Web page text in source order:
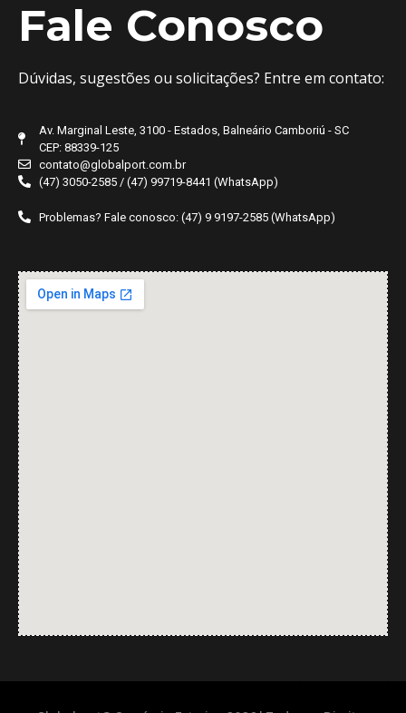
Fale Conosco
Dúvidas, sugestões ou solicitações? Entre em contato:
Av. Marginal Leste, 3100 - Estados, Balneário Camboriú - SC
CEP: 88339-125
contato@globalport.com.br
(47) 3050-2585 / (47) 99719-8441 (WhatsApp)
Problemas? Fale conosco: (47) 9 9197-2585 (WhatsApp)